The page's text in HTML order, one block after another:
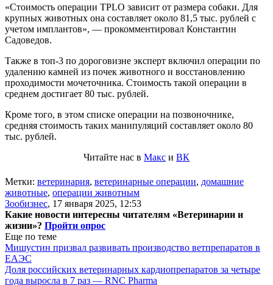
«Стоимость операции TPLO зависит от размера собаки. Для
крупных животных она составляет около 81,5 тыс. рублей с
учетом имплантов», — прокомментировал Константин
Садоведов.
Также в топ-3 по дороговизне эксперт включил операции по
удалению камней из почек животного и восстановлению
проходимости мочеточника. Стоимость такой операции в
среднем достигает 80 тыс. рублей.
Кроме того, в этом списке операции на позвоночнике,
средняя стоимость таких манипуляций составляет около 80
тыс. рублей.
Читайте нас в Макс и ВК
Метки: ветеринария, ветеринарные операции, домашние
животные, операции животным
Зообизнес, 17 января 2025, 12:53
Какие новости интересны читателям «Ветеринарии и
жизни»? Пройти опрос
Еще по теме
Мишустин призвал развивать производство ветпрепаратов в
ЕАЭС
Доля российских ветеринарных кардиопрепаратов за четыре
года выросла в 7 раз — RNC Pharma